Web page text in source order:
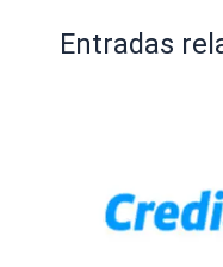
Entradas